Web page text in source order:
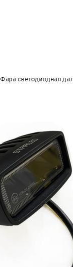
Фара светодиодная